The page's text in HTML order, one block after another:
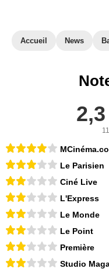
Accueil News
2,3
Le Parisien
Ciné Live
L'Express
Le Monde
Le Point
Première
Studio